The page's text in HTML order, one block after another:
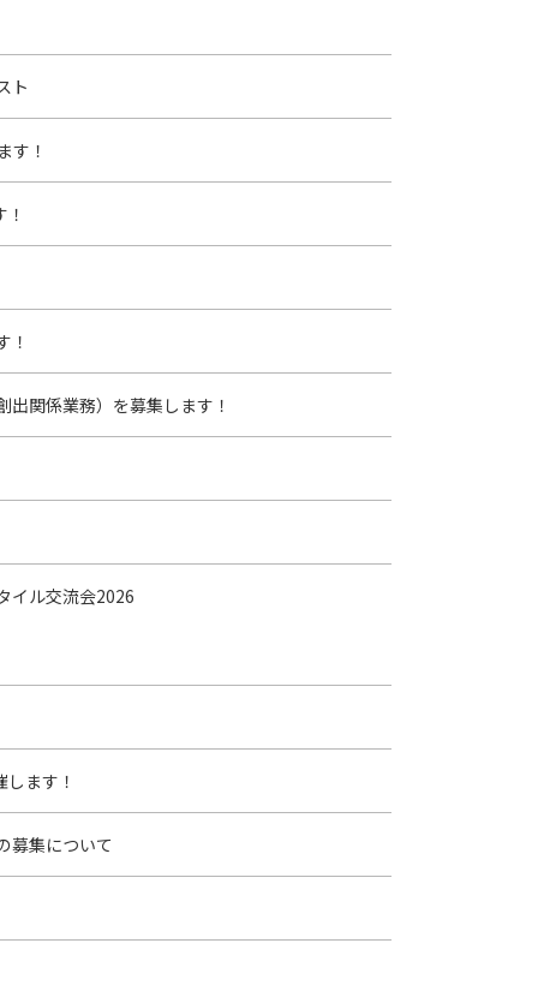
ト
す！
！
出関係業務）を募集します！
イル交流会2026
ます！
募集について